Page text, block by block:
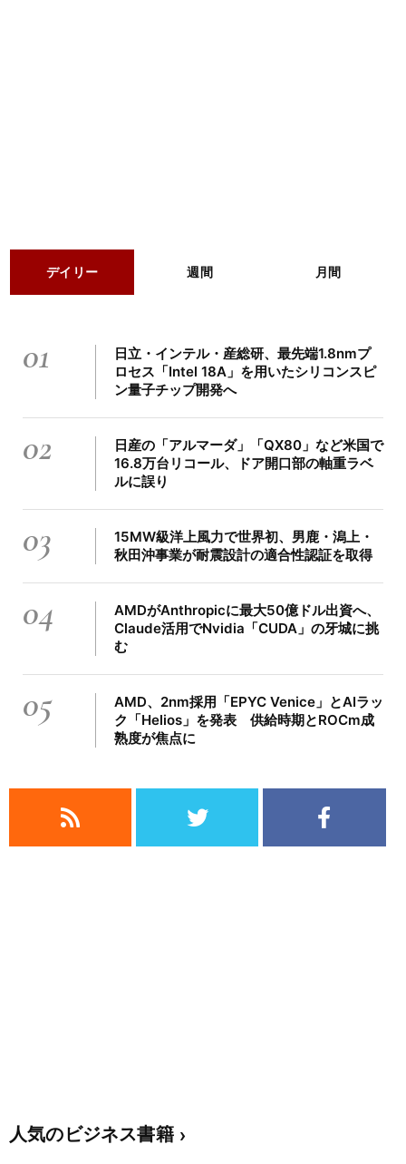
デイリー 週間 月間
01
日立・インテル・産総研、最先端1.8nmプ
ロセス「Intel 18A」を用いたシリコンスピ
ン量子チップ開発へ
02
日産の「アルマーダ」「QX80」など米国で
16.8万台リコール、ドア開口部の軸重ラベ
ルに誤り
03
15MW級洋上風力で世界初、男鹿・潟上・
秋田沖事業が耐震設計の適合性認証を取得
04
AMDがAnthropicに最大50億ドル出資へ、
Claude活用でNvidia「CUDA」の牙城に挑
む
05
AMD、2nm採用「EPYC Venice」とAIラッ
ク「Helios」を発表 供給時期とROCm成
熟度が焦点に
人気のビジネス書籍